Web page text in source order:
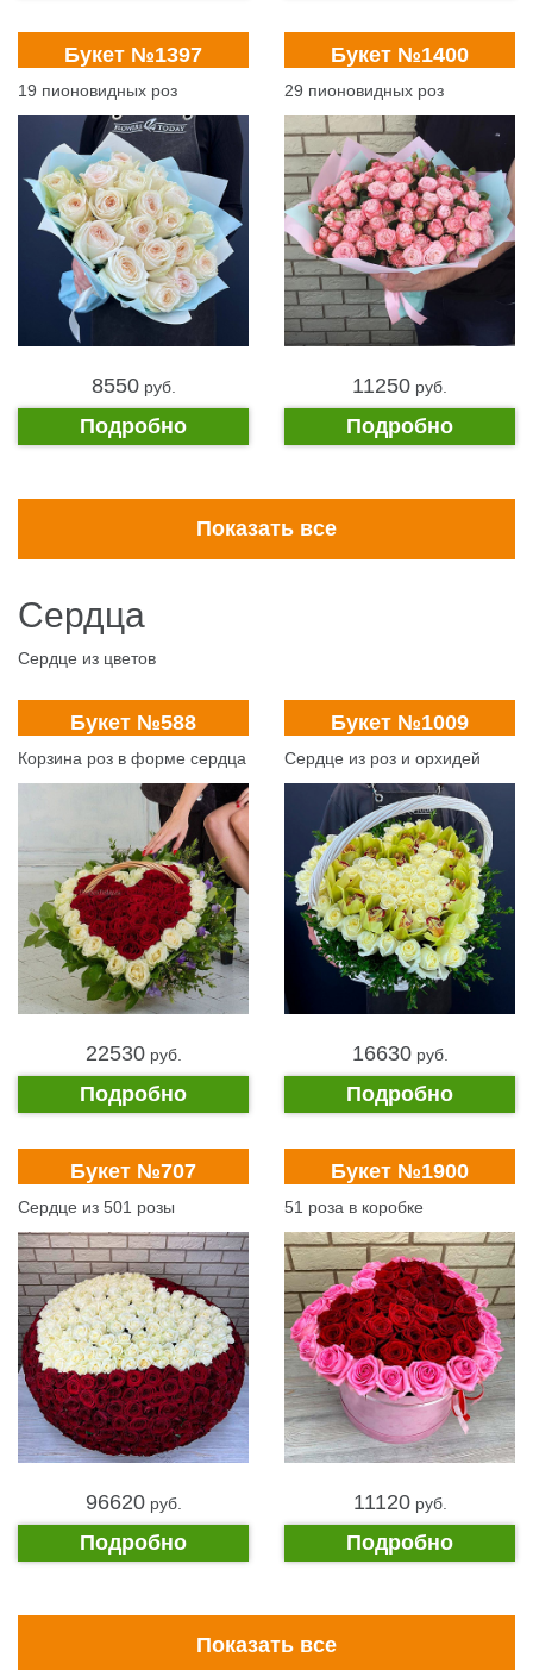
Букет №1397
19 пионовидных роз
8550pуб.
Подробно
Букет №1400
29 пионовидных роз
11250 pуб.
Подробно
Показать все
Сердца
Сердце из цветов
Букет №588
Корзина роз в форме сердца
22530pуб.
Подробно
Букет №1009
Сердце из роз и орхидей
16630pуб.
Подробно
Букет №707
Сердце из 501 розы
96620pуб.
Подробно
Букет №1900
51 роза в коробке
11120pуб.
Подробно
Показать все